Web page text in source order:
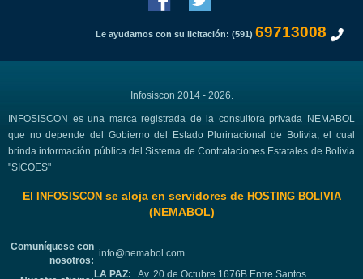
Le ayudamos con su licitación: (591) 69713008
Infosiscon 2014 - 2026.
INFOSISCON es una marca registrada de la consultora privada NEMABOL
que no depende del Gobierno del Estado Plurinacional de Bolivia, el cual
brinda información pública del Sistema de Contrataciones Estatales de Bolivia
"SICOES"
El INFOSISCONse aloja en servidores de HOSTING BOLIVIA
(NEMABOL)
Comuníquese con
nosotros:
info@nemabol.com
LA PAZ: Av. 20 de Octubre 1676B Entre Santos